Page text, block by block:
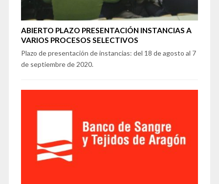
ABIERTO PLAZO PRESENTACIÓN INSTANCIAS A
VARIOS PROCESOS SELECTIVOS
Plazo de presentación de instancias: del 18 de agosto al 7
de septiembre de 2020.